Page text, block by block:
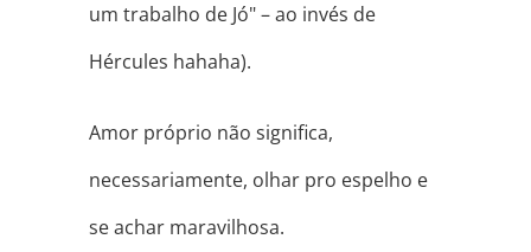
um trabalho de Jó" – ao invés de
Hércules hahaha).
Amor próprio não significa,
necessariamente, olhar pro espelho e
se achar maravilhosa.